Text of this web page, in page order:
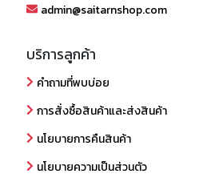
admin@saitarnshop.com
บริการลูกค้า
คำถามที่พบบ่อย
การสั่งซื้อสินค้าและส่งสินค้า
นโยบายการคืนสินค้า
นโยบายความเป็นส่วนตัว